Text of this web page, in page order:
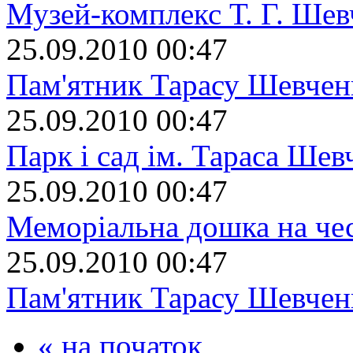
Музей-комплекс Т. Г.
25.09.2010 00:47
Пам'ятник Тарасу
25.09.2010 00:47
Парк і сад ім. Тараса
25.09.2010 00:47
Меморіальна дошка на
25.09.2010 00:47
Пам'ятник Тарасу
« на початок